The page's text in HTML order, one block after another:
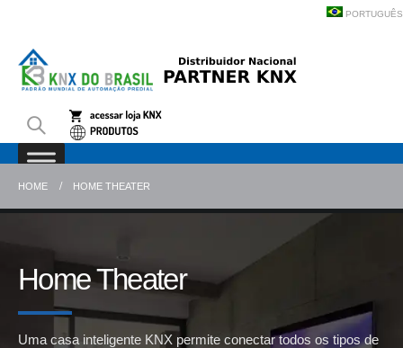
PORTUGUÊS
HOME HOME THEATER
Home Theater
Uma casa inteligente KNX permite conectar todos os tipos de